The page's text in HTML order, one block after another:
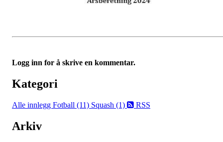
Logg inn for å skrive en kommentar.
Kategori
Alle innlegg Fotball (11) Squash (1) RSS
Arkiv